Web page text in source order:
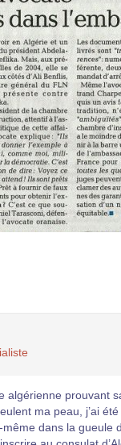
algérienne prouvant
ma peau, j’ai
dans la gueule